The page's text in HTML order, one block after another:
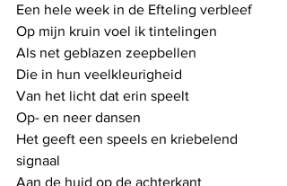
Een hele week in de Efteling verbleef
Op mijn kruin voel ik tintelingen
Als net geblazen zeepbellen
Die in hun veelkleurigheid
Van het licht dat erin speelt
Op- en neer dansen
Het geeft een speels en kriebelend
signaal
Aan de huid op de achterkant